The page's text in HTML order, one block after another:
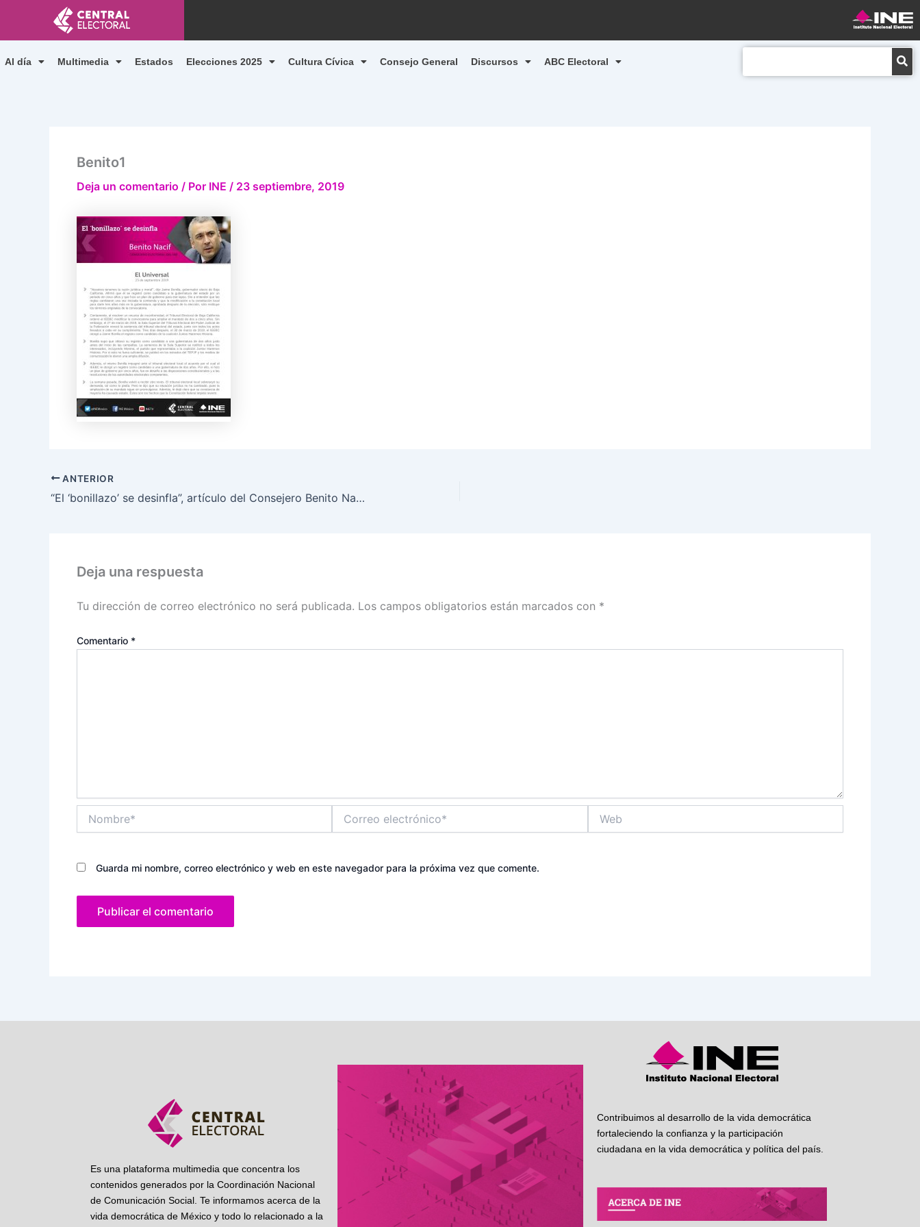
contenido
Al día Multimedia Estados Elecciones 2025 Cultura Cívica Consejo General Discursos ABC Electoral
Benito1
Deja un comentario / Por INE / 23 septiembre, 2019
ANTERIOR
“El ‘bonillazo’ se desinfla”, artículo del Consejero Benito Nacif, publicado en El Universal
Deja una respuesta
Tu dirección de correo electrónico no será publicada. Los campos obligatorios están marcados con *
Comentario *
electrónico*
Guarda mi nombre, correo electrónico y web en este navegador para la próxima vez que comente.
Es una plataforma multimedia que concentra los
contenidos generados por la Coordinación Nacional
de Comunicación Social. Te informamos acerca de la
vida democrática de México y todo lo relacionado a la
Contribuimos al desarrollo de la vida democrática
fortaleciendo la confianza y la participación
ciudadana en la vida democrática y política del país.